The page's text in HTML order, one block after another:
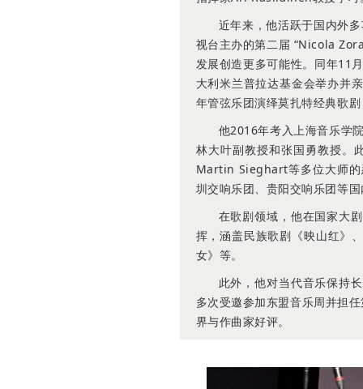
近年来，他活跃于国内外
视台主办的第二届 “Nicola
发展创造更多可能性。同年11
大利米兰普拉达基金会举办并
年管弦乐团演绎莫扎特经典歌
他2016年考入上海音乐学
林大叶副教授和张国勇教授。
Martin Sieghart等多位大师的
圳交响乐团、贵阳交响乐团等
在歌剧领域，他在国家大
挥，涵盖民族歌剧《映山红》
女》等。
此外，他对当代音乐保持
多次受邀参加东盟音乐周并担
界与作曲家好评。